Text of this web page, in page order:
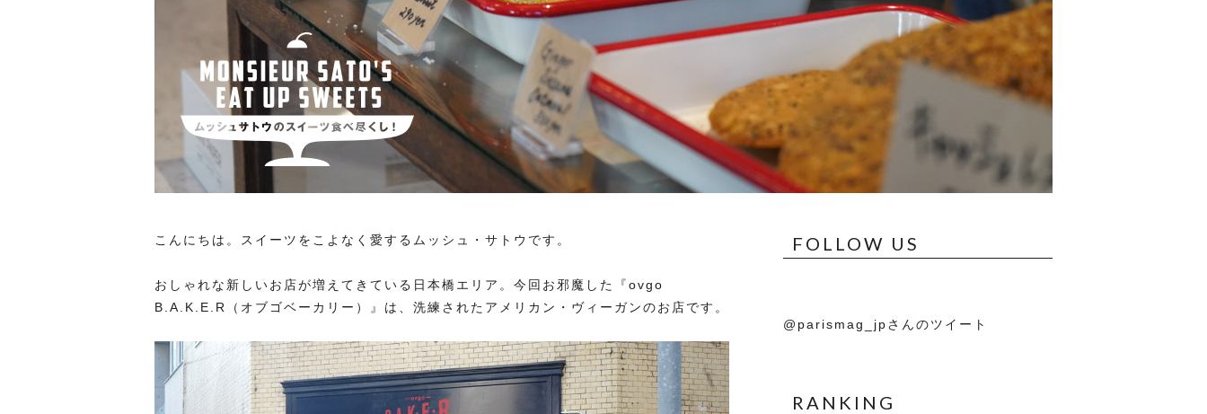
こんにちは。スイーツをこよなく愛するムッシュ・サトウです。
おしゃれな新しいお店が増えてきている日本橋エリア。今回お邪魔した『ovgo
B.A.K.E.R（オブゴベーカリー）』は、洗練されたアメリカン・ヴィーガンのお店です。
FOLLOW US
@parismag_jpさんのツイート
RANKING